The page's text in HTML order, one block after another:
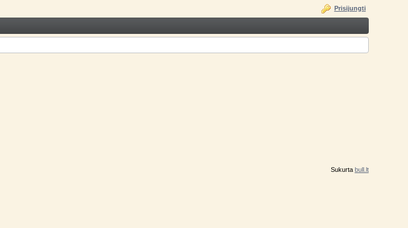
Prisijungti
Sukurta bull.lt